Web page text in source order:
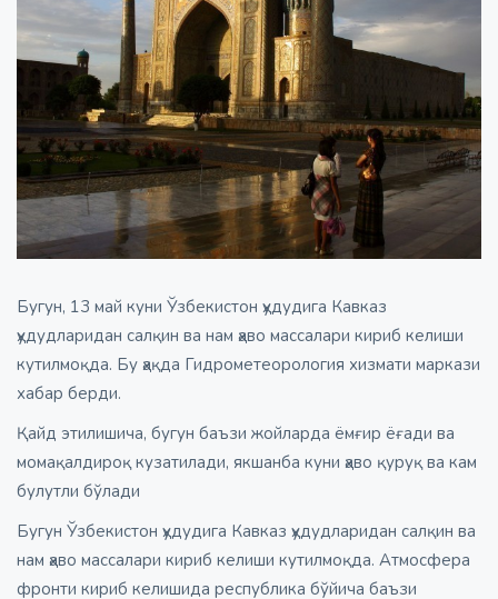
Бугун, 13 май куни Ўзбекистон ҳудудига Кавказ
ҳудудларидан салқин ва нам ҳаво массалари кириб келиши
кутилмоқда. Бу ҳақда Гидрометеорология хизмати маркази
хабар берди.
Қайд этилишича, бугун баъзи жойларда ёмғир ёғади ва
момақалдироқ кузатилади, якшанба куни ҳаво қуруқ ва кам
булутли бўлади
Бугун Ўзбекистон ҳудудига Кавказ ҳудудларидан салқин ва
нам ҳаво массалари кириб келиши кутилмоқда. Атмосфера
фронти кириб келишида республика бўйича баъзи